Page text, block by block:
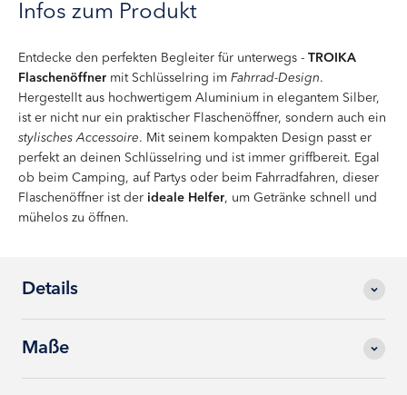
Infos zum Produkt
Entdecke den perfekten Begleiter für unterwegs - TROIKA
Flaschenöffner mit Schlüsselring im Fahrrad-Design.
Hergestellt aus hochwertigem Aluminium in elegantem Silber,
ist er nicht nur ein praktischer Flaschenöffner, sondern auch ein
stylisches Accessoire. Mit seinem kompakten Design passt er
perfekt an deinen Schlüsselring und ist immer griffbereit. Egal
ob beim Camping, auf Partys oder beim Fahrradfahren, dieser
Flaschenöffner ist der ideale Helfer, um Getränke schnell und
mühelos zu öffnen.
Details
Maße